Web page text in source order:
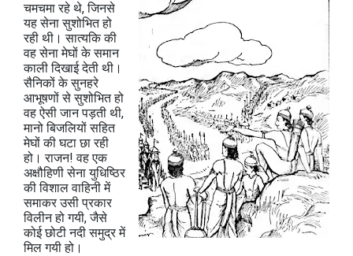
चमचमा रहे थे, जिनसे
यह सेना सुशोभित हो
रही थी। सात्यकि की
वह सेना मेघों के समान
काली दिखाई देती थी।
सैनिकों के सुनहरे
आभूषणों से सुशोभित हो
वह ऐसी जान पड़ती थी,
मानो बिजलियों सहित
मेघों की घटा छा रही
हो। राजन! वह एक
अक्षौहिणी सेना युधिष्ठिर
की विशाल वाहिनी में
समाकर उसी प्रकार
विलीन हो गयी, जैसे
कोई छोटी नदी समुद्र में
मिल गयी हो।